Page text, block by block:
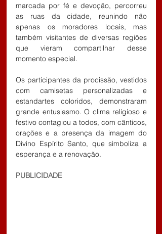
marcada por fé e devoção, percorreu
as ruas da cidade, reunindo não
apenas os moradores locais, mas
também visitantes de diversas regiões
que vieram compartilhar desse
momento especial.
Os participantes da procissão, vestidos
com camisetas personalizadas e
estandartes coloridos, demonstraram
grande entusiasmo. O clima religioso e
festivo contagiou a todos, com cânticos,
orações e a presença da imagem do
Divino Espírito Santo, que simboliza a
esperança e a renovação.
PUBLICIDADE